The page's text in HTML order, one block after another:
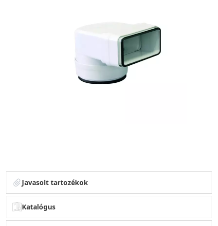
Javasolt tartozékok
Katalógus